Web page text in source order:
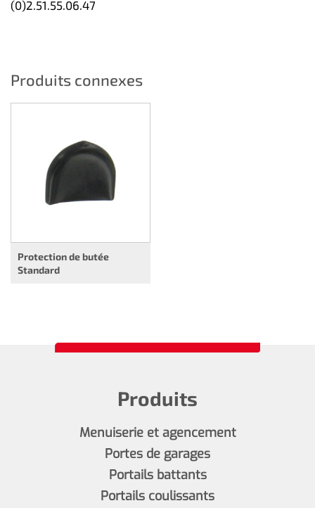
(0)2.51.55.06.47
Produits connexes
Protection de butée
Standard
Produits
Menuiserie et agencement
Portes de garages
Portails battants
Portails coulissants